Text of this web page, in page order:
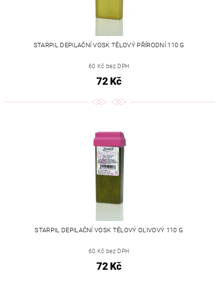
STARPIL DEPILAČNÍ VOSK TĚLOVÝ PŘÍRODNÍ 110 G
60 Kč bez DPH
72 Kč
STARPIL DEPILAČNÍ VOSK TĚLOVÝ OLIVOVÝ 110 G
60 Kč bez DPH
72 Kč